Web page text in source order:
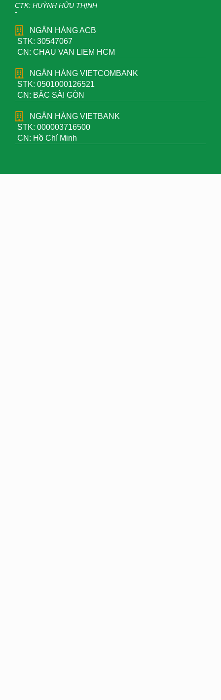
CTK: HUỲNH HỮU THỊNH
-
NGÂN HÀNG ACB
STK: 30547067
CN: CHAU VAN LIEM HCM
NGÂN HÀNG VIETCOMBANK
STK: 0501000126521
CN: BẮC SÀI GÒN
NGÂN HÀNG VIETBANK
STK: 000003716500
CN: Hồ Chí Minh